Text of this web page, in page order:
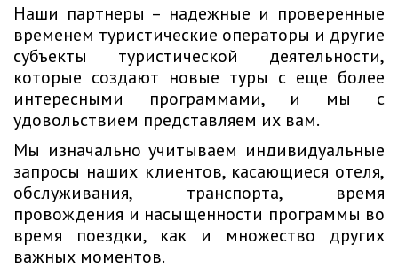
Наши партнеры – надежные и проверенные
временем туристические операторы и другие
субъекты туристической деятельности,
которые создают новые туры с еще более
интересными программами, и мы с
удовольствием представляем их вам.
Мы изначально учитываем индивидуальные
запросы наших клиентов, касающиеся отеля,
обслуживания, транспорта, время
провождения и насыщенности программы во
время поездки, как и множество других
важных моментов.